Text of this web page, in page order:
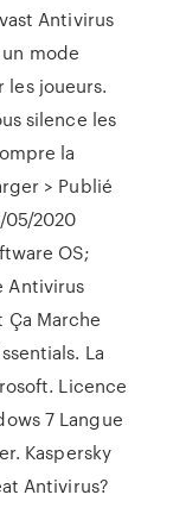
Antivirus
mode
joueurs.
silence les
la
> Publié
05/2020
OS;
Antivirus
Marche
La
Licence
7 Langue
Kaspersky
Antivirus?